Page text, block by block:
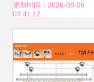
下个人卫生用品销
考
更新时间：2026-08-06
03:41:12